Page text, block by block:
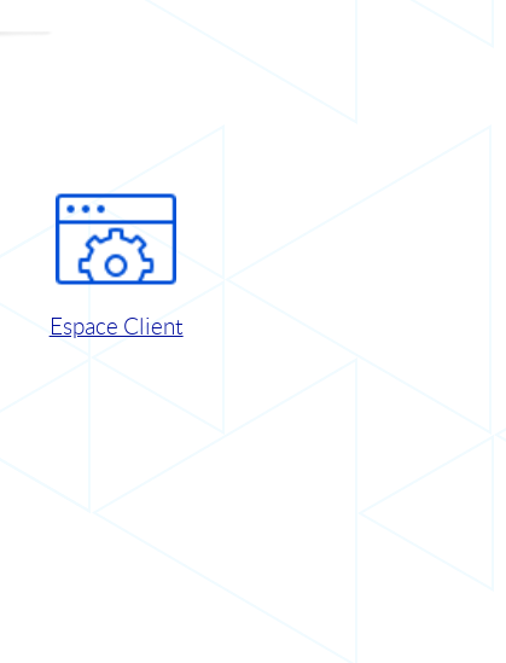
Espace Client